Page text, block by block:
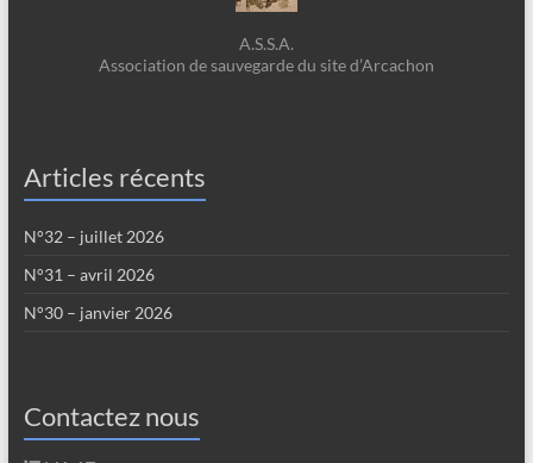
A.S.S.A.
Association de sauvegarde du site d’Arcachon
Articles récents
N°32 – juillet 2026
N°31 – avril 2026
N°30 – janvier 2026
Contactez nous